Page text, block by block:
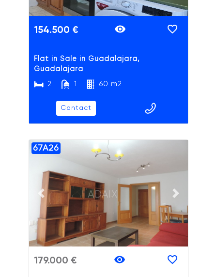
154.500 €
Flat in Sale in Guadalajara,
Guadalajara
2 60 m2
Contact
Previous slide Next slide
ADAIX
67A26
179.000 €